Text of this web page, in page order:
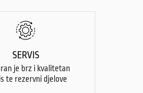
SERVIS
je brz i kvalitetan
te rezervni djelove